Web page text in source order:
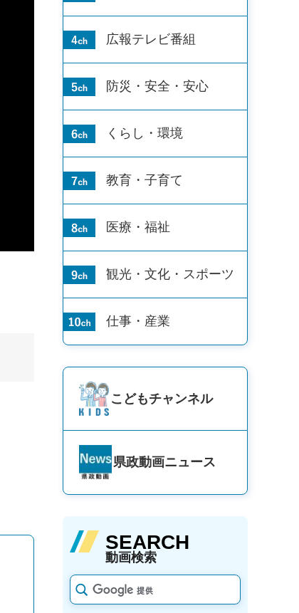
広報テレビ番組
防災・安全・安心
くらし・環境
教育・子育て
医療・福祉
観光・文化・ スポーツ
仕事・産業
こどもチャンネル
県政動画ニュース
SEARCH
動画検索